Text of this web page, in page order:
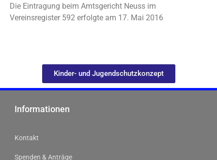
Die Eintragung beim Amtsgericht Neuss im
Vereinsregister 592 erfolgte am 17. Mai 2016
Kinder- und Jugendschutzkonzept
Informationen
Kontakt
Spenden & Anträge